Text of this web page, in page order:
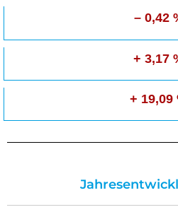
– 0,42
+ 3,17
+ 19,09